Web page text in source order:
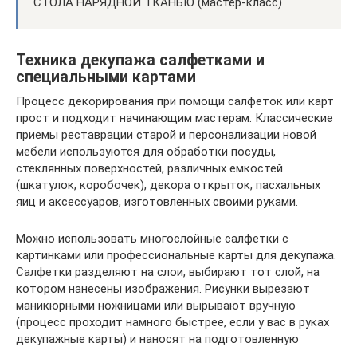
Техника декупажа салфетками и
специальными картами
Процесс декорирования при помощи салфеток или карт
прост и подходит начинающим мастерам. Классические
приемы реставрации старой и персонализации новой
мебели используются для обработки посуды,
стеклянных поверхностей, различных емкостей
(шкатулок, коробочек), декора открыток, пасхальных
яиц и аксессуаров, изготовленных своими руками.
Можно использовать многослойные салфетки с
картинками или профессиональные карты для декупажа.
Салфетки разделяют на слои, выбирают тот слой, на
котором нанесены изображения. Рисунки вырезают
маникюрными ножницами или вырывают вручную
(процесс проходит намного быстрее, если у вас в руках
декупажные карты) и наносят на подготовленную